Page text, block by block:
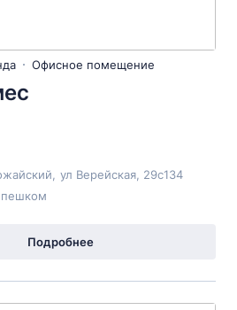
Офисное помещение
ул Верейская , 29с134
пешком
Подробнее